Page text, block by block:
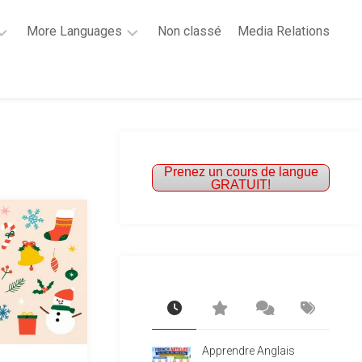
More Languages
French
Non classé Media Relations
Prenez un cours de langue
GRATUIT!
Apprendre Anglais